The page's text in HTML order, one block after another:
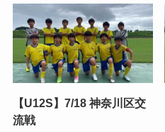
【U12S】7/18 神奈川区交
流戦